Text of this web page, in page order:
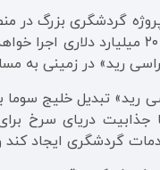
گردشگری بزرگ در
می‌شود و با سرمایه‌گذاری
به مساحت ۱۰ میلیون متر مربع طراحی
رید» تبدیل خلیج
دریای سرخ
گردشگری ایجاد